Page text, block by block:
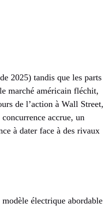
2025) tandis que les parts
marché américain fléchit,
de l’action à Wall Street,
accrue, un
à dater face à des rivaux
électrique abordable